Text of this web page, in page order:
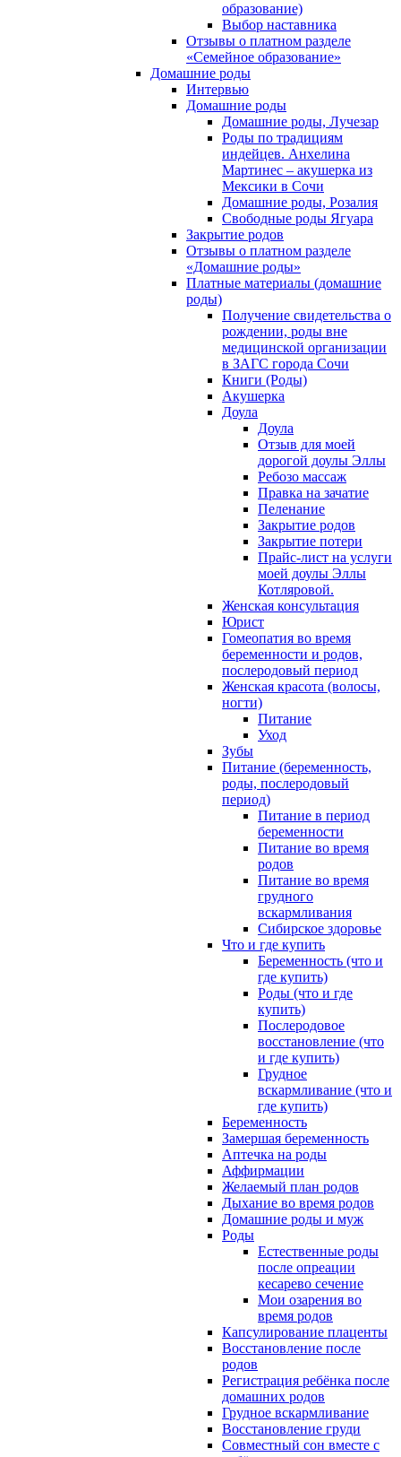
образование)
Выбор наставника
Отзывы о платном разделе
«Семейное образование»
Домашние роды
Интервью
Домашние роды
Домашние роды, Лучезар
Роды по традициям
индейцев. Анхелина
Мартинес – акушерка из
Мексики в Сочи
Домашние роды, Розалия
Свободные роды Ягуара
Закрытие родов
Отзывы о платном разделе
«Домашние роды»
Платные материалы (домашние
роды)
Получение свидетельства о
рождении, роды вне
медицинской организации
в ЗАГС города Сочи
Книги (Роды)
Акушерка
Доула
Доула
Отзыв для моей
дорогой доулы Эллы
Ребозо массаж
Правка на зачатие
Пеленание
Закрытие родов
Закрытие потери
Прайс-лист на услуги
моей доулы Эллы
Котляровой.
Женская консультация
Юрист
Гомеопатия во время
беременности и родов,
послеродовый период
Женская красота (волосы,
ногти)
Питание
Уход
Зубы
Питание (беременность,
роды, послеродовый
период)
Питание в период
беременности
Питание во время
родов
Питание во время
грудного
вскармливания
Сибирское здоровье
Что и где купить
Беременность (что и
где купить)
Роды (что и где
купить)
Послеродовое
восстановление (что
и где купить)
Грудное
вскармливание (что и
где купить)
Беременность
Замершая беременность
Аптечка на роды
Аффирмации
Желаемый план родов
Дыхание во время родов
Домашние роды и муж
Роды
Естественные роды
после опреации
кесарево сечение
Мои озарения во
время родов
Капсулирование плаценты
Восстановление после
родов
Регистрация ребёнка после
домашних родов
Грудное вскармливание
Восстановление груди
Совместный сон вместе с